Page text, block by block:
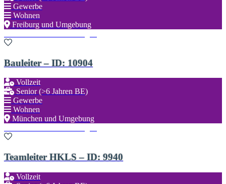
Gewerbe
Wohnen
Freiburg und Umgebung
Bauleiter – ID: 10904
Vollzeit
Senior (>6 Jahren BE)
Gewerbe
Wohnen
München und Umgebung
Teamleiter HKLS – ID: 9940
Vollzeit